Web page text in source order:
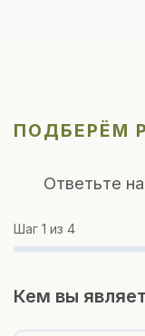
ПОДБЕРЁМ
Ответьте
Шаг 1 из 4
Кем вы